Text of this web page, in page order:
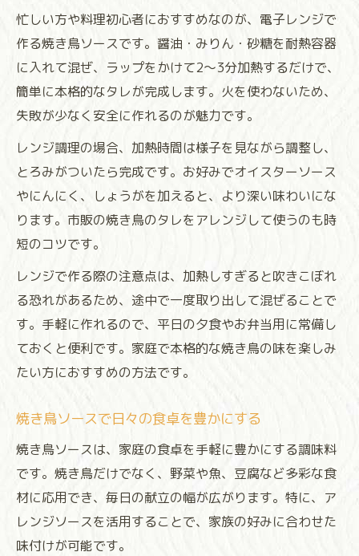
忙しい方や料理初心者におすすめなのが、電子レンジで
作る焼き鳥ソースです。醤油・みりん・砂糖を耐熱容器
に入れて混ぜ、ラップをかけて2〜3分加熱するだけで、
簡単に本格的なタレが完成します。火を使わないため、
失敗が少なく安全に作れるのが魅力です。
レンジ調理の場合、加熱時間は様子を見ながら調整し、
とろみがついたら完成です。お好みでオイスターソース
やにんにく、しょうがを加えると、より深い味わいにな
ります。市販の焼き鳥のタレをアレンジして使うのも時
短のコツです。
レンジで作る際の注意点は、加熱しすぎると吹きこぼれ
る恐れがあるため、途中で一度取り出して混ぜることで
す。手軽に作れるので、平日の夕食やお弁当用に常備し
ておくと便利です。家庭で本格的な焼き鳥の味を楽しみ
たい方におすすめの方法です。
焼き鳥ソースで日々の食卓を豊かにする
焼き鳥ソースは、家庭の食卓を手軽に豊かにする調味料
です。焼き鳥だけでなく、野菜や魚、豆腐など多彩な食
材に応用でき、毎日の献立の幅が広がります。特に、ア
レンジソースを活用することで、家族の好みに合わせた
味付けが可能です。